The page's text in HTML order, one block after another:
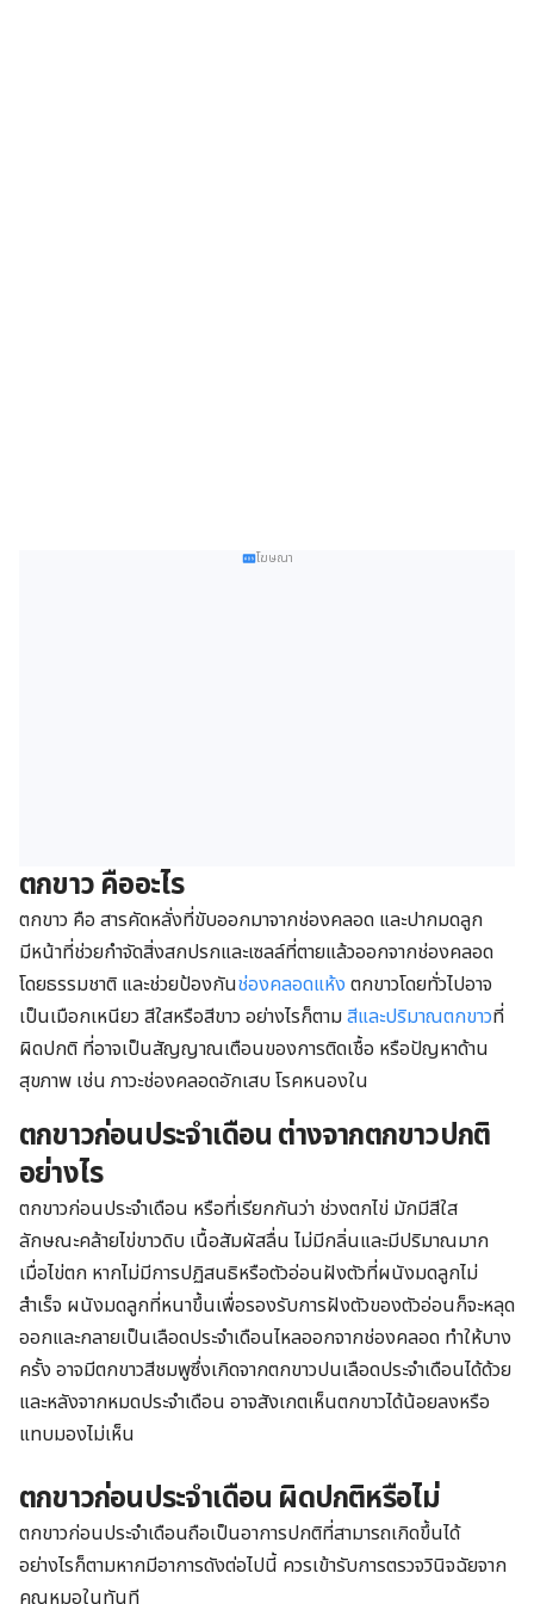
โฆษณา
ตกขาว คืออะไร
ตกขาว คือ สารคัดหลั่งที่ขับออกมาจากช่องคลอด และปากมดลูก
มีหน้าที่ช่วยกำจัดสิ่งสกปรกและเซลล์ที่ตายแล้วออกจากช่องคลอด
โดยธรรมชาติ และช่วยป้องกันช่องคลอดแห้ง ตกขาวโดยทั่วไปอาจ
เป็นเมือกเหนียว สีใสหรือสีขาว อย่างไรก็ตามสีและปริมาณตกขาวที่
ผิดปกติ ที่อาจเป็นสัญญาณเตือนของการติดเชื้อ หรือปัญหาด้าน
สุขภาพ เช่น ภาวะช่องคลอดอักเสบ โรคหนองใน
ตกขาวก่อนประจำเดือน ต่างจากตกขาวปกติ
อย่างไร
ตกขาวก่อนประจำเดือน หรือที่เรียกกันว่า ช่วงตกไข่ มักมีสีใส
ลักษณะคล้ายไข่ขาวดิบ เนื้อสัมผัสลื่น ไม่มีกลิ่นและมีปริมาณมาก
เมื่อไข่ตก หากไม่มีการปฏิสนธิหรือตัวอ่อนฝังตัวที่ผนังมดลูกไม่
สำเร็จ ผนังมดลูกที่หนาขึ้นเพื่อรองรับการฝังตัวของตัวอ่อนก็จะหลุด
ออกและกลายเป็นเลือดประจำเดือนไหลออกจากช่องคลอด ทำให้บาง
ครั้ง อาจมีตกขาวสีชมพูซึ่งเกิดจากตกขาวปนเลือดประจำเดือนได้ด้วย
และหลังจากหมดประจำเดือน อาจสังเกตเห็นตกขาวได้น้อยลงหรือ
แทบมองไม่เห็น
ตกขาวก่อนประจำเดือน ผิดปกติหรือไม่
ตกขาวก่อนประจำเดือนถือเป็นอาการปกติที่สามารถเกิดขึ้นได้
อย่างไรก็ตามหากมีอาการดังต่อไปนี้ ควรเข้ารับการตรวจวินิจฉัยจาก